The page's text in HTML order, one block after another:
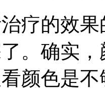
疗的效
。确实
颜色是